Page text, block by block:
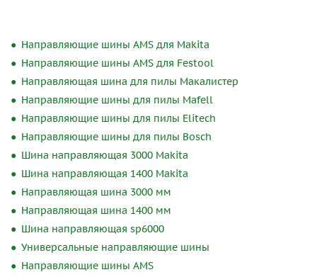
Направляющие шины AMS для Makita
Направляющие шины AMS для Festool
Направляющая шина для пилы Макалистер
Направляющие шины для пилы Mafell
Направляющие шины для пилы Elitech
Направляющие шины для пилы Bosch
Шина направляющая 3000 Makita
Шина направляющая 1400 Makita
Направляющая шина 3000 мм
Направляющая шина 1400 мм
Шина направляющая sp6000
Универсальные направляющие шины
Направляющие шины AMS